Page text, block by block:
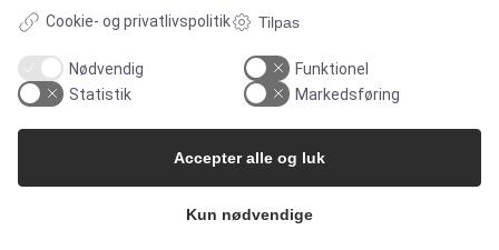
Cookie- og privatlivspolitik Tilpas
Nødvendig
Funktionel
Statistik
Markedsføring
Kun nødvendige
Accepter alle og luk